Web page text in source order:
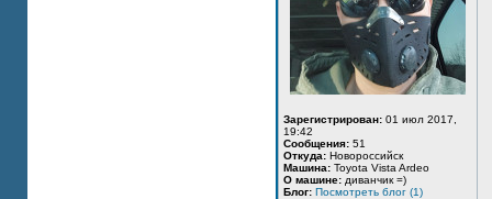
Зарегистрирован: 01 июл 2017,
19:42
Сообщения: 51
Откуда: Новороссийск
Машина: Toyota Vista Ardeo
О машине: диванчик =)
Блог: Посмотреть блог (1)